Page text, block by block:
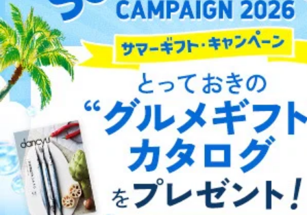
公衆衛生の向上または児童の健全な育成の推進のため
に特に必要がある場合であって、本人の同意を得るこ
とが困難である場合。
国の機関もしくは地方公共団体またはその委託を受け
た者が法令の定める事務を遂行することに対して協力
する必要がある場合であって、本人の同意を得ること
により当該事務の遂行に支障を及ぼすおそれがあると
上記２．の利用目的を実施するために守秘義務を結ん
だ企業に、業務の一部として個人情報の取扱いを委
託・提供する場合、その業務に必要な範囲で委託・提
供先企業に個人情報を開示することがあります。
委託・提供先企業は具体的には以下のような企業です
が、これらに限りません。
委託先：カスタマーサポート支援会社 、クレジッ
トカード決済などの決済代行・料金回収会社、広
総合案内
アフィリエイト 採用情報
プレスリリース お問い合わせ
利用規約プライバシーポリシー 特定商取引法に基づく表示
出版社の皆様へ
投資家の皆様へサイトマップ